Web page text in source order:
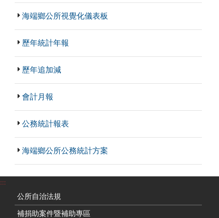
海端鄉公所視覺化儀表板
歷年統計年報
歷年追加減
會計月報
公務統計報表
海端鄉公所公務統計方案
:::
公所自治法規
補捐助案件暨補助專區